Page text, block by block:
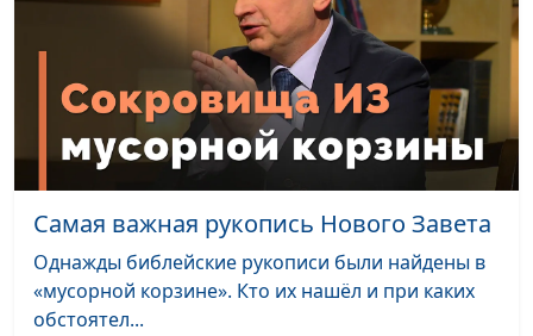
Олег Габрусевич,
священнослужитель,
историк, богослов
Где живет Дух
Святой?
Олег Габрусевич,
священнослужитель,
священнослужитель,
филолог, литературовед
#129
Болезни, язвы и
Самая важная рукопись Нового Завета
Однажды библейские рукописи были найдены в
«мусорной корзине». Кто их нашёл и при каких
обстоятел...